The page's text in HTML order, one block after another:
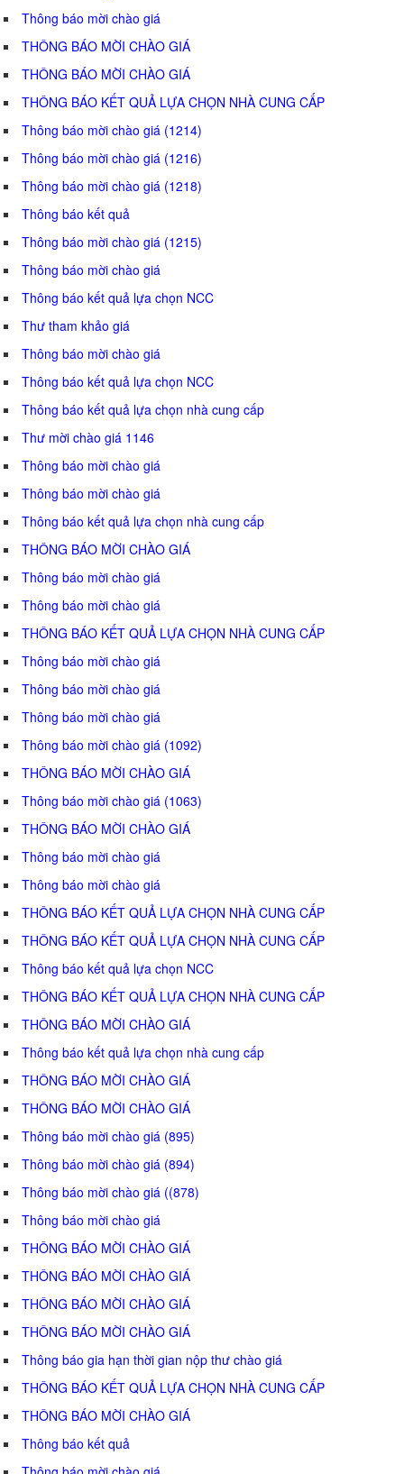
Thông báo mời chào giá
THÔNG BÁO MỜI CHÀO GIÁ
THÔNG BÁO MỜI CHÀO GIÁ
THÔNG BÁO KẾT QUẢ LỰA CHỌN NHÀ CUNG CẤP
Thông báo mời chào giá (1214)
Thông báo mời chào giá (1216)
Thông báo mời chào giá (1218)
Thông báo kết quả
Thông báo mời chào giá (1215)
Thông báo mời chào giá
Thông báo kết quả lựa chọn NCC
Thư tham khảo giá
Thông báo mời chào giá
Thông báo kết quả lựa chọn NCC
Thông báo kết quả lựa chọn nhà cung cấp
Thư mời chào giá 1146
Thông báo mời chào giá
Thông báo mời chào giá
Thông báo kết quả lựa chọn nhà cung cấp
THÔNG BÁO MỜI CHÀO GIÁ
Thông báo mời chào giá
Thông báo mời chào giá
THÔNG BÁO KẾT QUẢ LỰA CHỌN NHÀ CUNG CẤP
Thông báo mời chào giá
Thông báo mời chào giá
Thông báo mời chào giá
Thông báo mời chào giá (1092)
THÔNG BÁO MỜI CHÀO GIÁ
Thông báo mời chào giá (1063)
THÔNG BÁO MỜI CHÀO GIÁ
Thông báo mời chào giá
Thông báo mời chào giá
THÔNG BÁO KẾT QUẢ LỰA CHỌN NHÀ CUNG CẤP
THÔNG BÁO KẾT QUẢ LỰA CHỌN NHÀ CUNG CẤP
Thông báo kết quả lựa chọn NCC
THÔNG BÁO KẾT QUẢ LỰA CHỌN NHÀ CUNG CẤP
THÔNG BÁO MỜI CHÀO GIÁ
Thông báo kết quả lựa chọn nhà cung cấp
THÔNG BÁO MỜI CHÀO GIÁ
THÔNG BÁO MỜI CHÀO GIÁ
Thông báo mời chào giá (895)
Thông báo mời chào giá (894)
Thông báo mời chào giá ((878)
Thông báo mời chào giá
THÔNG BÁO MỜI CHÀO GIÁ
THÔNG BÁO MỜI CHÀO GIÁ
THÔNG BÁO MỜI CHÀO GIÁ
THÔNG BÁO MỜI CHÀO GIÁ
Thông báo gia hạn thời gian nộp thư chào giá
THÔNG BÁO KẾT QUẢ LỰA CHỌN NHÀ CUNG CẤP
THÔNG BÁO MỜI CHÀO GIÁ
Thông báo kết quả